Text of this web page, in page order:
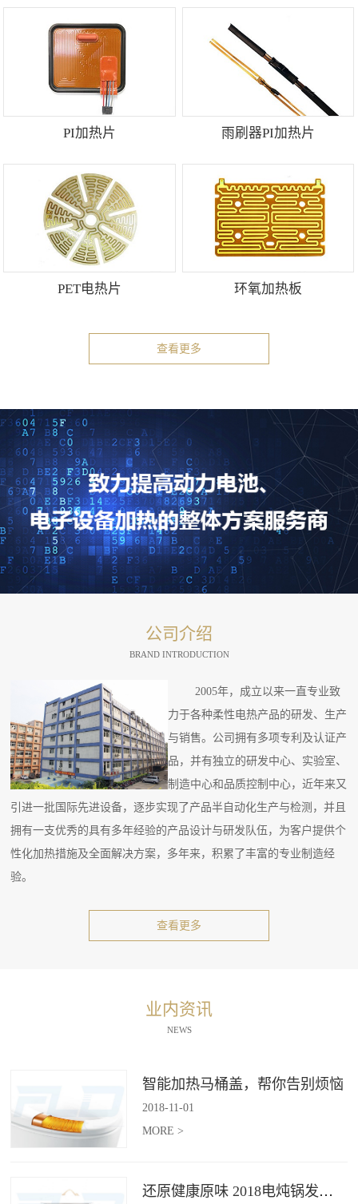
PI加热片 雨刷器PI加热片
PET电热片 环氧加热板
查看更多
公司介绍
BRAND INTRODUCTION
2005年，成立以来一直专业致
力于各种柔性电热产品的研发、生产
与销售。公司拥有多项专利及认证产
品，并有独立的研发中心、实验室、
制造中心和品质控制中心，近年来又
引进一批国际先进设备，逐步实现了产品半自动化生产与检测，并且
拥有一支优秀的具有多年经验的产品设计与研发队伍，为客户提供个
性化加热措施及全面解决方案，多年来，积累了丰富的专业制造经
验。
查看更多
业内资讯
NEWS
智能加热马桶盖，帮你告别烦恼
2018-11-01
MORE >
还原健康原味 2018电炖锅发展趋势